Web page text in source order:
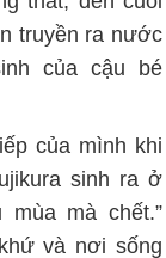
truyền ra nước
của cậu bé
của mình khi
sinh ra ở
mà chết.”
và nơi sống